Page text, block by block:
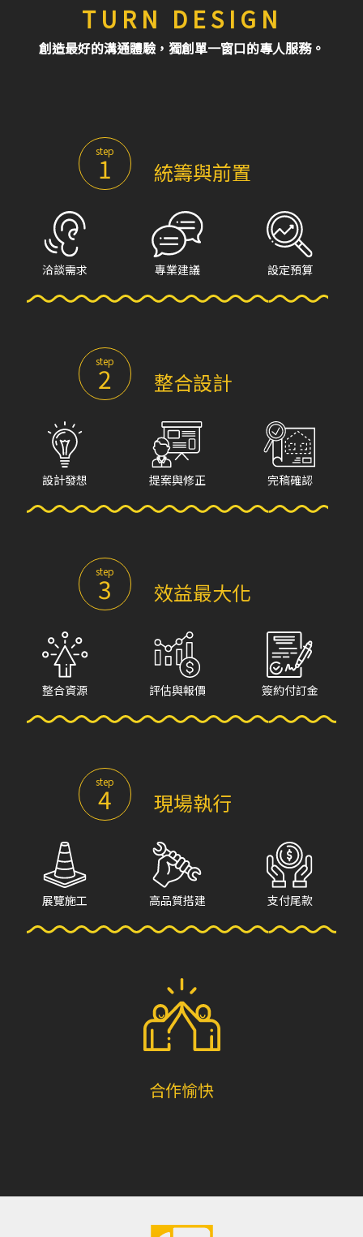
TURN DESIGN
創造最好的溝通體驗，獨創單一窗口的專人服務。
step
1 統籌與前置
洽談需求 專業建議 設定預算
step
2 整合設計
設計發想 提案與修正 完稿確認
step
3 效益最大化
整合資源 評估與報價 簽約付訂金
step
4 現場執行
展覽施工 高品質搭建 支付尾款
合作愉快